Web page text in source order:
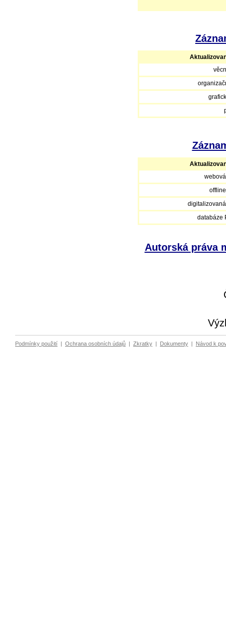
databáze
Autorská práva
Podmínky použití | Ochrana osobních údajů | Zkratky | Dokumenty | Návod k